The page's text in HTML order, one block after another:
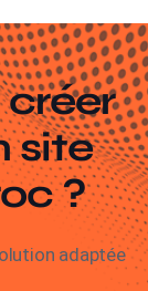
créer
site
?
adaptée